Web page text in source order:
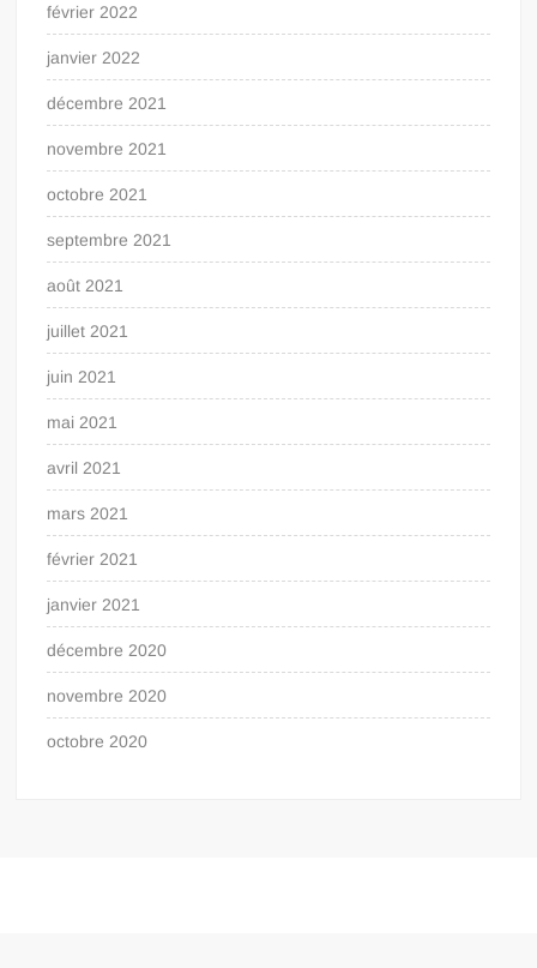
février 2022
janvier 2022
décembre 2021
novembre 2021
octobre 2021
septembre 2021
août 2021
juillet 2021
juin 2021
mai 2021
avril 2021
mars 2021
février 2021
janvier 2021
décembre 2020
novembre 2020
octobre 2020